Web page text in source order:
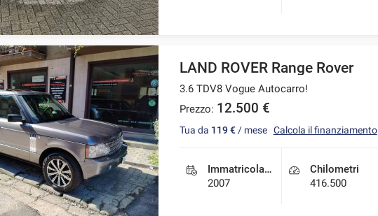
LAND ROVER Range Rover
3.6 TDV8 Vogue Autocarro!
Prezzo: 12.500 €
Tua da 119 €/ mese Calcola il finanziamento
Immatricolazione
2007
Chilometri
416.500